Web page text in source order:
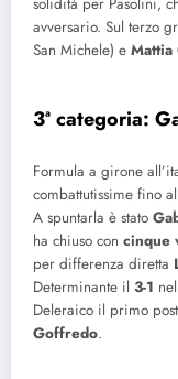
avversario. Sul terzo
San Michele) e Mattia
3ª categoria:
Formula a girone
combattutissime fino
A spuntarla è stato
ha chiuso con cinque
per differenza diretta
Determinante il 3-1
Deleraico il primo
Goffredo.